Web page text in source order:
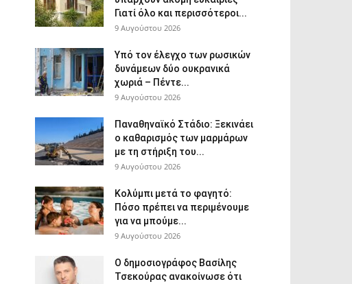
Γιατί όλο και περισσότεροι...
9 Αυγούστου 2026
Υπό τον έλεγχο των ρωσικών
δυνάμεων δύο ουκρανικά
χωριά – Πέντε...
9 Αυγούστου 2026
Παναθηναϊκό Στάδιο: Ξεκινάει
ο καθαρισμός των μαρμάρων
με τη στήριξη του...
9 Αυγούστου 2026
Κολύμπι μετά το φαγητό:
Πόσο πρέπει να περιμένουμε
για να μπούμε...
9 Αυγούστου 2026
Ο δημοσιογράφος Βασίλης
Τσεκούρας ανακοίνωσε ότι